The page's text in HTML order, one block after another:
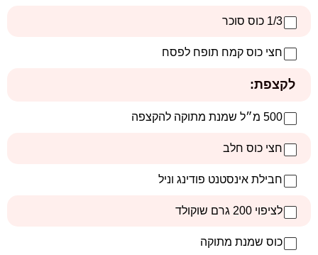
1/3 כוס סוכר
חצי כוס קמח תופח לפסח
לקצפת:
500 מ״ל שמנת מתוקה להקצפה
חצי כוס חלב
חבילת אינסטנט פודינג וניל
לציפוי 200 גרם שוקולד
כוס שמנת מתוקה